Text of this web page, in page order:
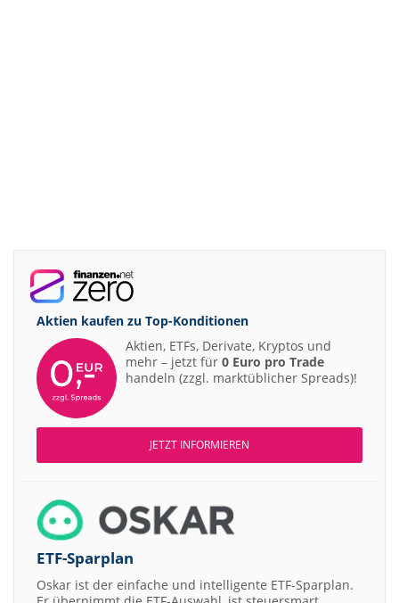
Aktien kaufen zu Top-Konditionen
Aktien, ETFs, Derivate, Kryptos und
mehr – jetzt für 0 Euro pro Trade
handeln (zzgl. marktüblicher Spreads)!
JETZT INFORMIEREN
ETF-Sparplan
Oskar ist der einfache und intelligente ETF-Sparplan.